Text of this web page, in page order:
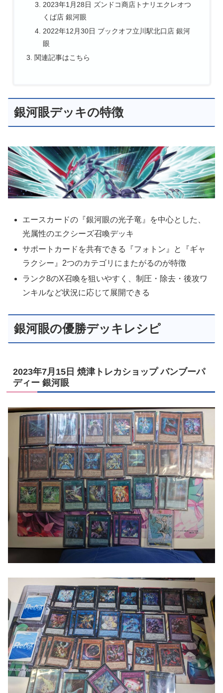
2023年1月28日 ズンドコ商店トナリエクレオつ
くば店 銀河眼
2022年12月30日 ブックオフ立川駅北口店 銀河
眼
関連記事はこちら
銀河眼デッキの特徴
エースカードの『銀河眼の光子竜』を中心とした、
光属性のエクシーズ召喚デッキ
サポートカードを共有できる『フォトン』と『ギャ
ラクシー』2つのカテゴリにまたがるのが特徴
ランク8のX召喚を狙いやすく、制圧・除去・後攻ワ
ンキルなど状況に応じて展開できる
銀河眼の優勝デッキレシピ
2023年7月15日 焼津トレカショップ バンブーパ
ディー 銀河眼